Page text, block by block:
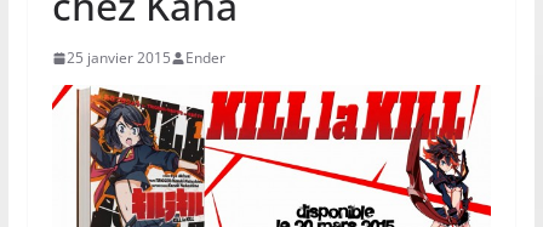
25 janvier 2015 Ender